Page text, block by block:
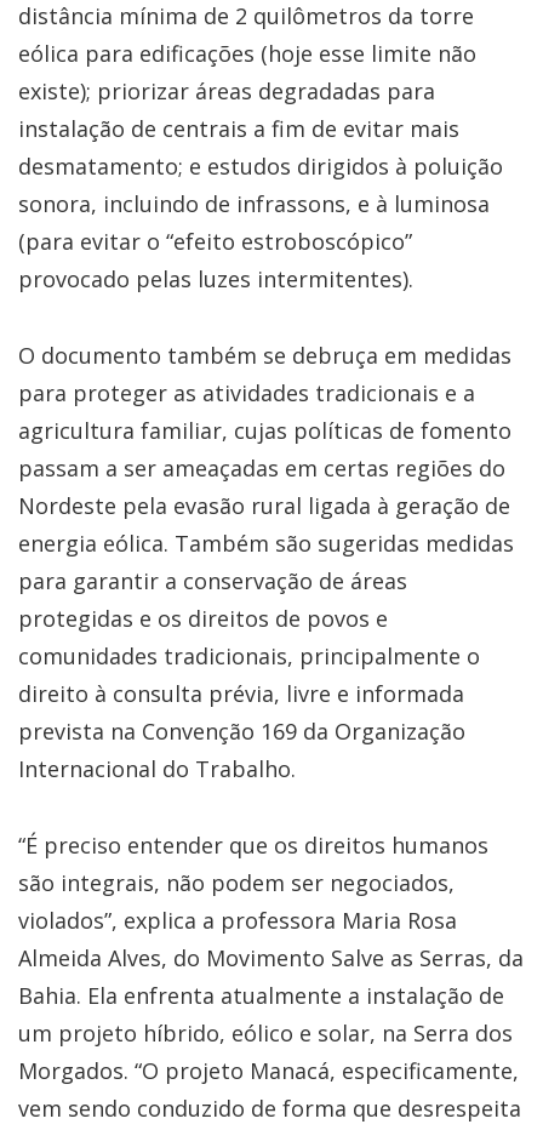
distância mínima de 2 quilômetros da torre
eólica para edificações (hoje esse limite não
existe); priorizar áreas degradadas para
instalação de centrais a fim de evitar mais
desmatamento; e estudos dirigidos à poluição
sonora, incluindo de infrassons, e à luminosa
(para evitar o “efeito estroboscópico”
provocado pelas luzes intermitentes).
O documento também se debruça em medidas
para proteger as atividades tradicionais e a
agricultura familiar, cujas políticas de fomento
passam a ser ameaçadas em certas regiões do
Nordeste pela evasão rural ligada à geração de
energia eólica. Também são sugeridas medidas
para garantir a conservação de áreas
protegidas e os direitos de povos e
comunidades tradicionais, principalmente o
direito à consulta prévia, livre e informada
prevista na Convenção 169 da Organização
Internacional do Trabalho.
“É preciso entender que os direitos humanos
são integrais, não podem ser negociados,
violados”, explica a professora Maria Rosa
Almeida Alves, do Movimento Salve as Serras, da
Bahia. Ela enfrenta atualmente a instalação de
um projeto híbrido, eólico e solar, na Serra dos
Morgados. “O projeto Manacá, especificamente,
vem sendo conduzido de forma que desrespeita